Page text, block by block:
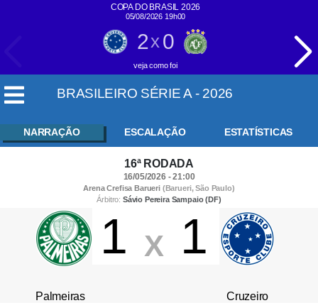
COPA DO BRASIL 2026
05/08/2026 19h00
2x 0
veja como foi
BRASILEIRO SÉRIE A - 2026
NARRAÇÃO ESCALAÇÃO ESTATÍSTICAS
16ª RODADA
16/05/2026 - 21:00
Arena Crefisa Barueri (Barueri, São Paulo)
Árbitro: Sávio Pereira Sampaio (DF)
Palmeiras
1 X 1
Cruzeiro